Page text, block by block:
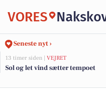
VORES
Seneste nyt ›
13 timer siden | VEJRET
Sol og let vind sætter tempoet